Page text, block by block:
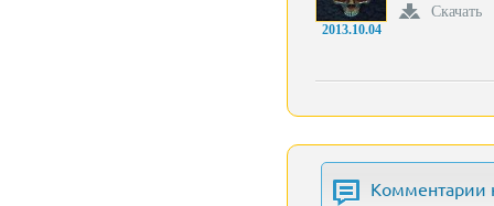
2013.10.04
Скачать
Комментарии